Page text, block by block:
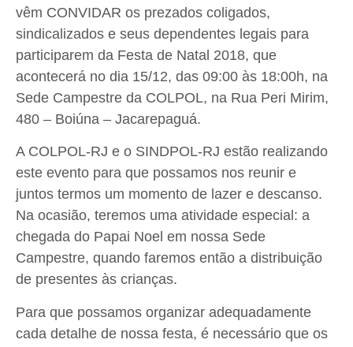
vêm CONVIDAR os prezados coligados,
sindicalizados e seus dependentes legais para
participarem da Festa de Natal 2018, que
acontecerá no dia 15/12, das 09:00 às 18:00h, na
Sede Campestre da COLPOL, na Rua Peri Mirim,
480 – Boiúna – Jacarepaguá.
A COLPOL-RJ e o SINDPOL-RJ estão realizando
este evento para que possamos nos reunir e
juntos termos um momento de lazer e descanso.
Na ocasião, teremos uma atividade especial: a
chegada do Papai Noel em nossa Sede
Campestre, quando faremos então a distribuição
de presentes às crianças.
Para que possamos organizar adequadamente
cada detalhe de nossa festa, é necessário que os